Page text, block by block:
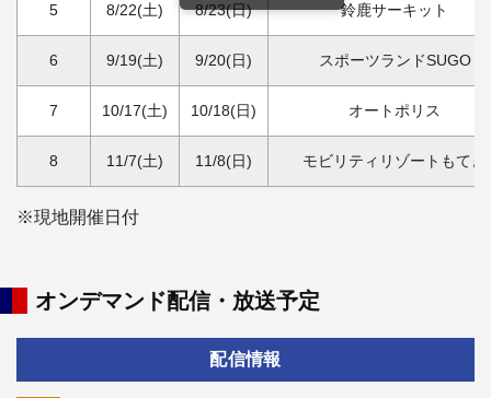
5 8/22(土) 8/23(日) 鈴鹿サーキット
6 9/19(土) 9/20(日) スポーツランドSUGO
7 10/17(土) 10/18(日) オートポリス
8 11/7(土) 11/8(日) モビリティリゾートもてぎ
※現地開催日付
オンデマンド配信・放送予定
配信情報